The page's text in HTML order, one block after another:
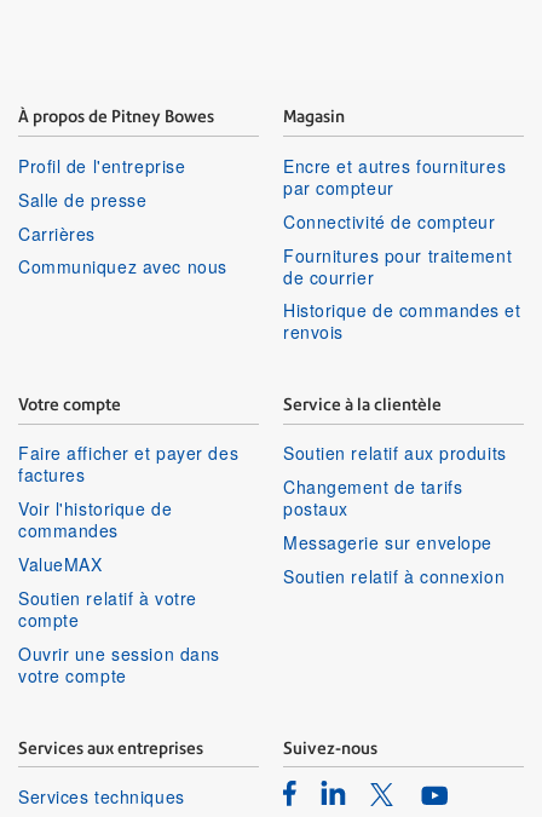
À propos de Pitney Bowes
Profil de l'entreprise
Salle de presse
Carrières
Communiquez avec nous
Magasin
Encre et autres fournitures
par compteur
Connectivité de compteur
Fournitures pour traitement
de courrier
Historique de commandes et
renvois
Votre compte
Faire afficher et payer des
factures
Voir l'historique de
commandes
ValueMAX
Soutien relatif à votre
compte
Ouvrir une session dans
votre compte
Service à la clientèle
Soutien relatif aux produits
Changement de tarifs
postaux
Messagerie sur envelope
Soutien relatif à connexion
Services aux entreprises
Services techniques
Suivez-nous
FacebookLinkedinTwitterYoutube